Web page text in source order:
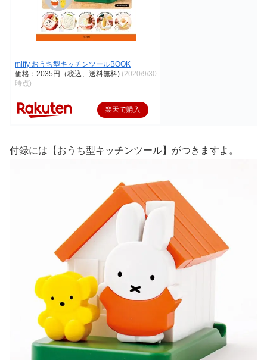
miffy おうち型キッチンツールBOOK
価格：2035円（税込、送料無料) (2020/9/30
時点)
楽天で購入
付録には【おうち型キッチンツール】がつきますよ。